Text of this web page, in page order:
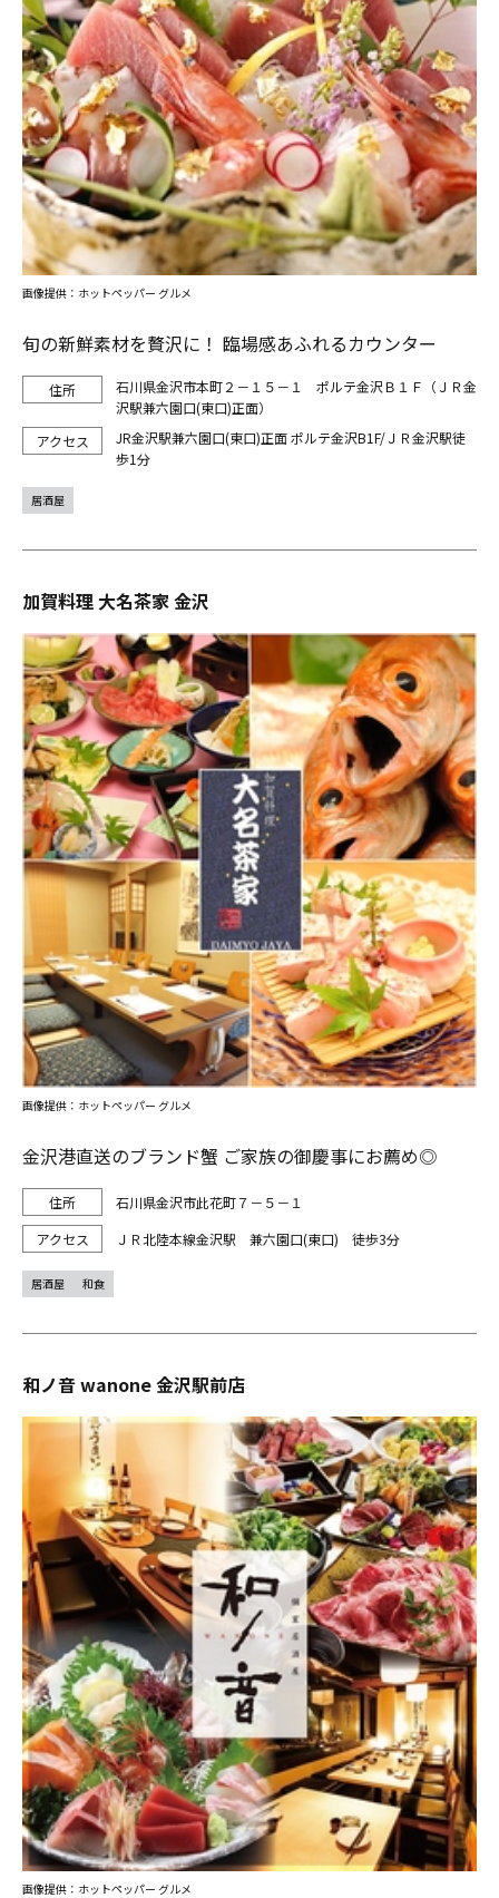
旬の新鮮素材を贅沢に！ 臨場感あふれるカウンター
石川県金沢市本町２－１５－１ ポルテ金沢Ｂ１Ｆ（ＪＲ金
沢駅兼六園口(東口)正面）
JR金沢駅兼六園口(東口)正面 ポルテ金沢B1F/ＪＲ金沢駅徒
歩1分
画像提供：ホットペッパー グルメ
居酒屋
加賀料理 大名茶家 金沢
金沢港直送のブランド蟹 ご家族の御慶事にお薦め◎
石川県金沢市此花町７－５－１
ＪＲ北陸本線金沢駅 兼六園口(東口) 徒歩3分
画像提供：ホットペッパー グルメ
居酒屋 和食
和ノ音 wanone 金沢駅前店
画像提供：ホットペッパー グルメ